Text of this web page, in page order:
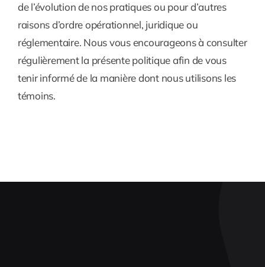
de l’évolution de nos pratiques ou pour d’autres
raisons d’ordre opérationnel, juridique ou
réglementaire. Nous vous encourageons à consulter
régulièrement la présente politique afin de vous
tenir informé de la manière dont nous utilisons les
témoins.